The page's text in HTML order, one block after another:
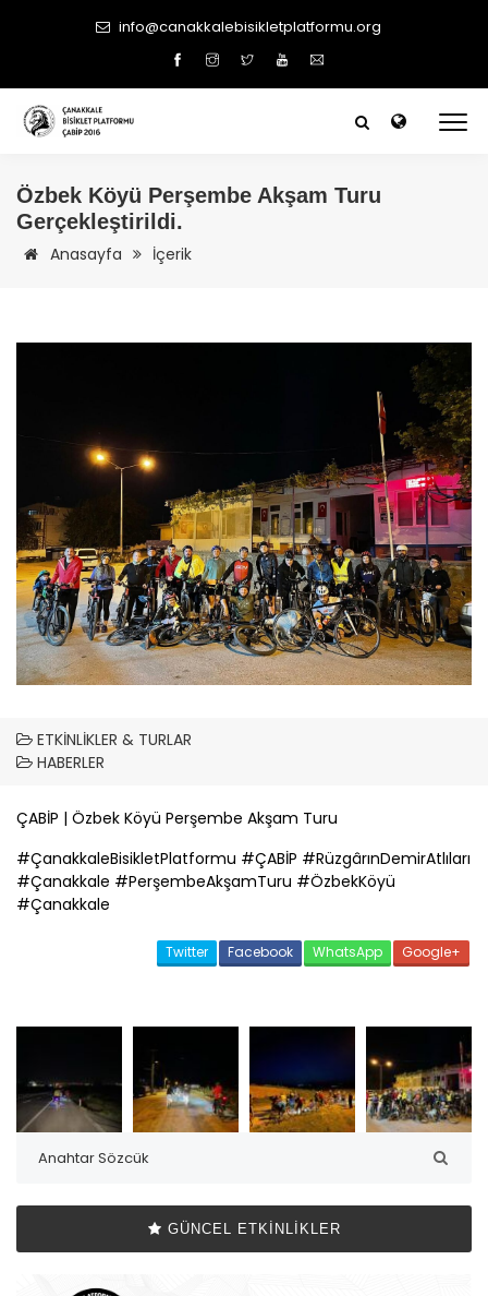
info@canakkalebisikletplatformu.org
Özbek Köyü Perşembe Akşam Turu
Gerçekleştirildi.
Anasayfa İçerik
ETKINLIKLER & TURLAR
HABERLER
ÇABİP | Özbek Köyü Perşembe Akşam Turu
#ÇanakkaleBisikletPlatformu #ÇABİP #RüzgârınDemirAtlıları
#Çanakkale #PerşembeAkşamTuru #ÖzbekKöyü
#Çanakkale
Twitter Facebook WhatsApp Google+
GÜNCEL ETKINLIKLER